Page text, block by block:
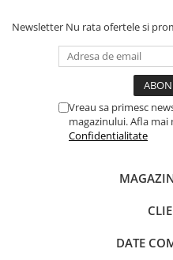
Newsletter Nu rata ofertele si
Vreau sa primesc
magazinului. Afla mai
Confidentialitate
DATE